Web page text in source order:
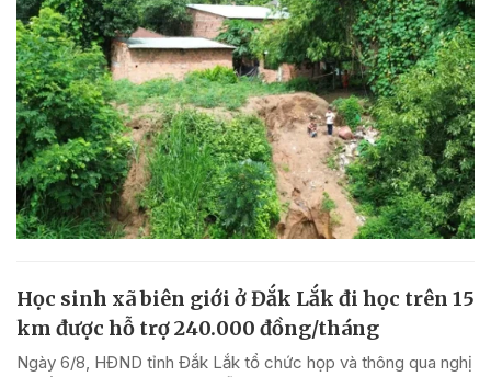
Học sinh xã biên giới ở Đắk Lắk đi học trên 15
km được hỗ trợ 240.000 đồng/tháng
Ngày 6/8, HĐND tỉnh Đắk Lắk tổ chức họp và thông qua nghị